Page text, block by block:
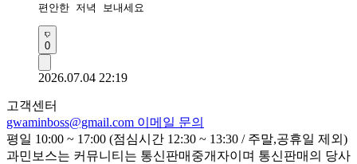
편안한 저녁 보내세요
0
2026.07.04 22:19
고객센터
gwaminboss@gmail.com 이메일 문의
평일 10:00 ~ 17:00 (점심시간 12:30 ~ 13:30 / 주말,공휴일 제외)
과민보스는 커뮤니티는 통신판매중개자이며 통신판매의 당사